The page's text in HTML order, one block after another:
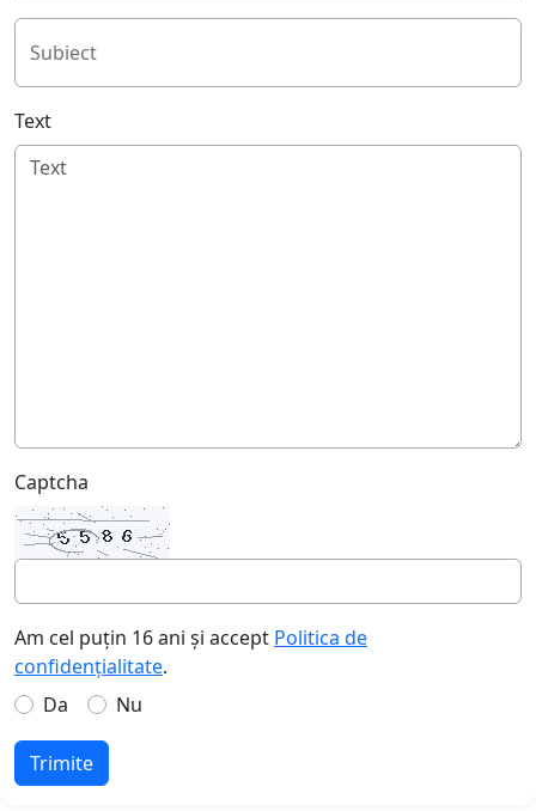
Subiect
Text
Captcha
Am cel puțin 16 ani și accept Politica de
confidențialitate.
Da
Nu
Trimite